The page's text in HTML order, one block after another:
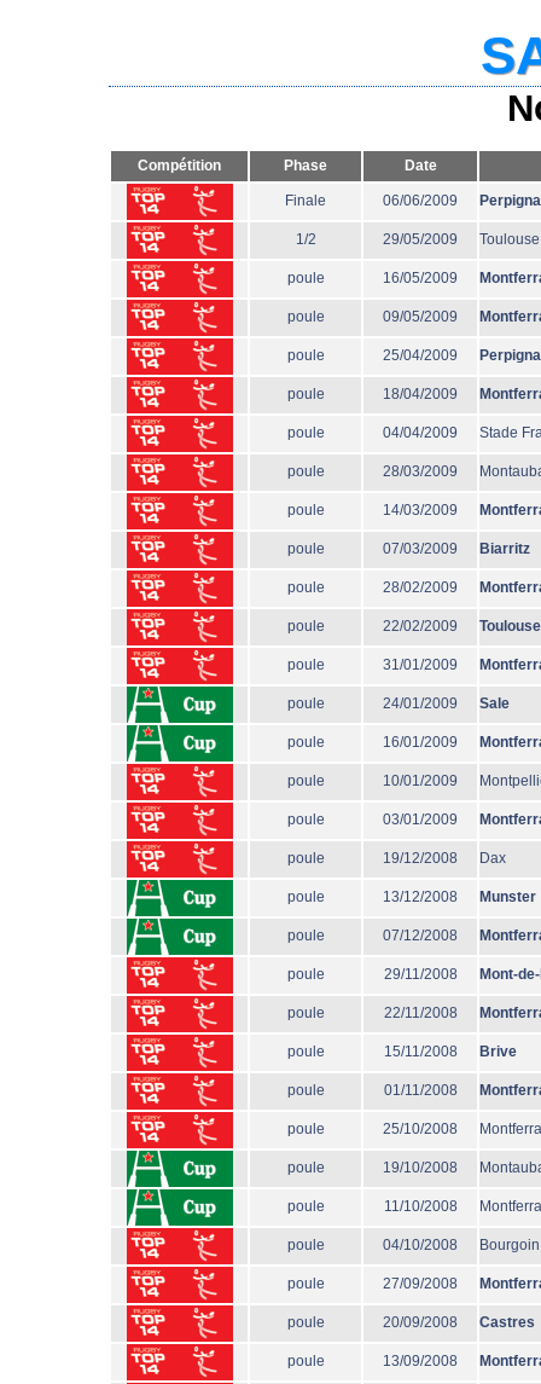
Compétition Phase Date
Finale 06/06/2009
1/2 29/05/2009 Toulouse
poule 16/05/2009
poule 09/05/2009
poule 25/04/2009
poule 18/04/2009
poule 04/04/2009 Stade
poule 28/03/2009
poule 14/03/2009
poule 07/03/2009 Biarritz
poule 28/02/2009
poule 22/02/2009 Toulouse
poule 31/01/2009
poule 24/01/2009 Sale
poule 16/01/2009
poule 10/01/2009
poule 03/01/2009
poule 19/12/2008 Dax
poule 13/12/2008 Munster
poule 07/12/2008
poule 29/11/2008 Mont-
poule 22/11/2008
poule 15/11/2008 Brive
poule 01/11/2008
poule 25/10/2008
poule 19/10/2008
poule 11/10/2008
poule 04/10/2008 Bourgoin
poule 27/09/2008
poule 20/09/2008 Castres
poule 13/09/2008